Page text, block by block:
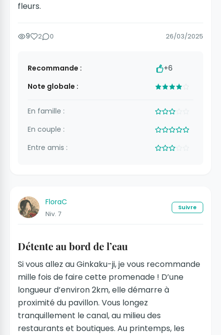
fleurs.
9 2 0 26/03/2025
Recommande :
+6
Note globale :
En famille :
En couple :
Entre amis :
FloraC
Niv. 7
Suivre
Détente au bord de l’eau
Si vous allez au Ginkaku-ji, je vous recommande
mille fois de faire cette promenade ! D’une
longueur d’environ 2km, elle démarre à
proximité du pavillon. Vous longez
tranquillement le canal, au milieu des
restaurants et boutiques. Au printemps, les